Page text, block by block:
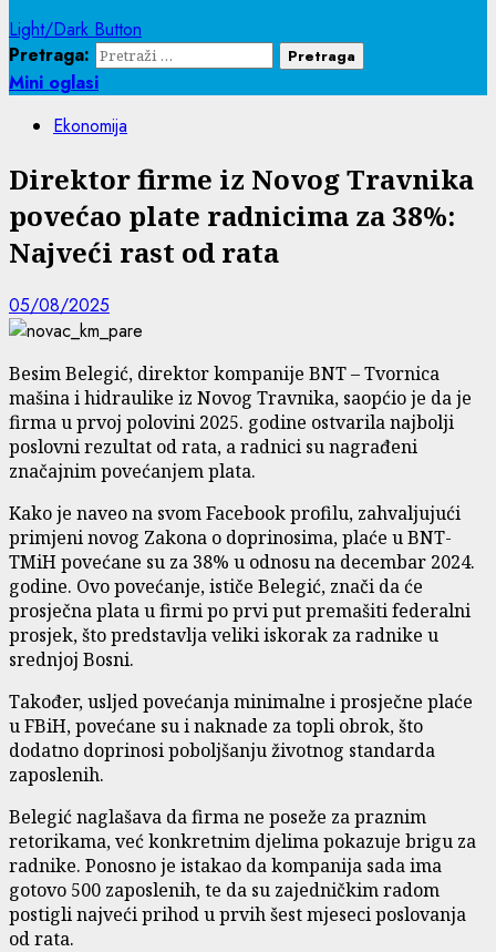
Light/Dark Button
Pretraga:
Mini oglasi
Ekonomija
Direktor firme iz Novog Travnika
povećao plate radnicima za 38%:
Najveći rast od rata
05/08/2025
Besim Belegić, direktor kompanije BNT – Tvornica
mašina i hidraulike iz Novog Travnika, saopćio je da je
firma u prvoj polovini 2025. godine ostvarila najbolji
poslovni rezultat od rata, a radnici su nagrađeni
značajnim povećanjem plata.
Kako je naveo na svom Facebook profilu, zahvaljujući
primjeni novog Zakona o doprinosima, plaće u BNT-
TMiH povećane su za 38% u odnosu na decembar 2024.
godine. Ovo povećanje, ističe Belegić, znači da će
prosječna plata u firmi po prvi put premašiti federalni
prosjek, što predstavlja veliki iskorak za radnike u
srednjoj Bosni.
Također, usljed povećanja minimalne i prosječne plaće
u FBiH, povećane su i naknade za topli obrok, što
dodatno doprinosi poboljšanju životnog standarda
zaposlenih.
Belegić naglašava da firma ne poseže za praznim
retorikama, već konkretnim djelima pokazuje brigu za
radnike. Ponosno je istakao da kompanija sada ima
gotovo 500 zaposlenih, te da su zajedničkim radom
postigli najveći prihod u prvih šest mjeseci poslovanja
od rata.